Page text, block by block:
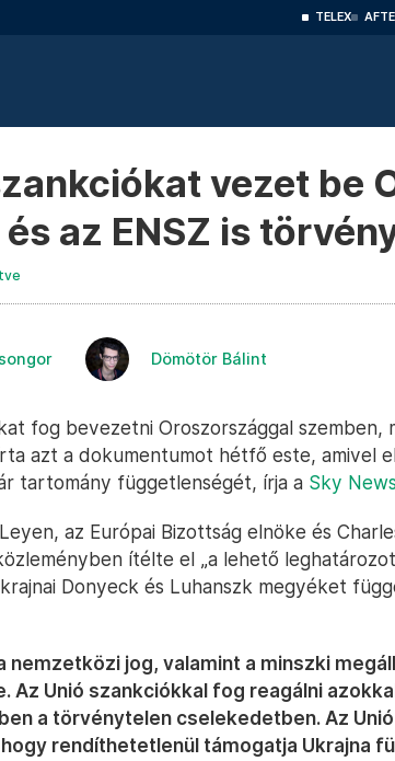
TELEX
vezet be
és az ENSZ is
Dömötör Bálint
fog bevezetni Oroszországgal szemben,
azt a dokumentumot hétfő este, amivel
tartomány függetlenségét, írja a Sky News
az Európai Bizottság elnöke és
ítélte el „a lehető
Donyeck és Luhanszk megyéket
nemzetközi jog, valamint a minszki
Az Unió szankciókkal fog reagálni
a törvénytelen cselekedetben. Az
rendíthetetlenül támogatja Ukrajna